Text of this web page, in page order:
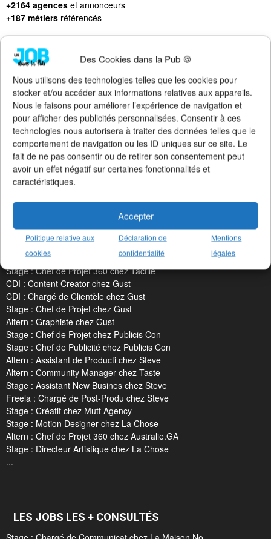
Des Cookies dans la Pub 🍪
Nous utilisons des technologies telles que les cookies pour
stocker et/ou accéder aux informations relatives aux appareils.
Nous le faisons pour améliorer l’expérience de navigation et
pour afficher des publicités personnalisées. Consentir à ces
technologies nous autorisera à traiter des données telles que le
comportement de navigation ou les ID uniques sur ce site. Le
fait de ne pas consentir ou de retirer son consentement peut
avoir un effet négatif sur certaines fonctionnalités et
caractéristiques.
Accepter
Politique relative aux
cookies
Déclaration de
confidentialité
Mentions
légales
+2164 agences et annonceurs
+187 métiers référencés
LES DERNIERS JOBS PUBLIÉS
CDI : Directeur de Clientè chez Socialy
CDI : Social Media Manager chez Socialy
Altern : Chef de Publicité Ju chez Publicis Con
CDI : Responsable Social Me chez Béaba
CDI : TV Producer chez McCann Paris
Stage : Chef de Projet chez Publicis Con
Stage : Chef de Projet chez Raymonde
CDI : Assistant de Directio chez Les Sales Go
Stage : Content Creator chez Machefert Gr
Stage : Chef de Projet Commun chez Machefert Gr
Altern : Chargé de Communicat chez La Maison No
Stage : Chargé de Communicat chez La Maison No
Stage : Chef de Projet 360 chez Tactile
CDI : Content Creator chez Gust
CDI : Chargé de Clientèle chez Gust
Stage : Chef de Projet chez Gust
Altern : Graphiste chez Gust
Stage : Chef de Projet chez Publicis Con
Stage : Chef de Publicité chez Publicis Con
Altern : Assistant de Producti chez Steve
Altern : Community Manager chez Taste
Stage : Assistant New Busines chez Steve
Freela : Chargé de Post-Produ chez Steve
Stage : Créatif chez Mutt Agency
Stage : Motion Designer chez La Chose
Altern : Chef de Projet 360 chez Australie.GA
Stage : Directeur Artistique chez La Chose
...
LES JOBS LES + CONSULTÉS